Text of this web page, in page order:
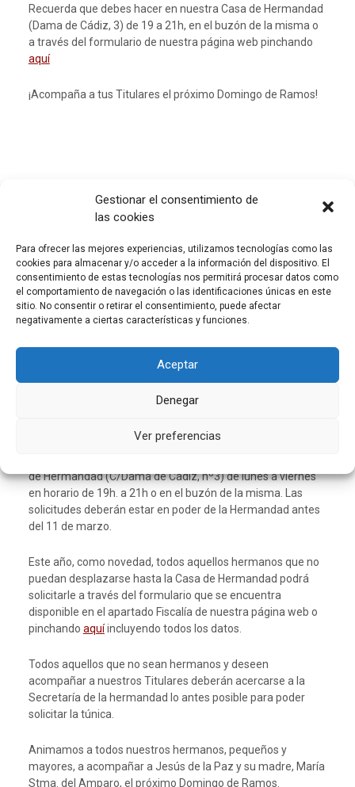
Gestionar el consentimiento de
las cookies
Para ofrecer las mejores experiencias, utilizamos tecnologías como las
cookies para almacenar y/o acceder a la información del dispositivo. El
consentimiento de estas tecnologías nos permitirá procesar datos como
el comportamiento de navegación o las identificaciones únicas en este
sitio. No consentir o retirar el consentimiento, puede afectar
negativamente a ciertas características y funciones.
Aceptar
Denegar
Ver preferencias
Recuerda que debes hacer en nuestra Casa de Hermandad
(Dama de Cádiz, 3) de 19 a 21h, en el buzón de la misma o
a través del formulario de nuestra página web pinchando
aquí
¡Acompaña a tus Titulares el próximo Domingo de Ramos!
SOLICITUD DE TÚNICAS
26 febrero, 2019 FISCALIA Cuaresma,Domingo de
Ramos,Fiscalía,Reparto ,Tunicas
Lucía Mayoral Pérez de la
Ya se vislumbra la Cuaresma y, con ello, un nuevo Domingo
de Penitencia y es por eso que a lo largo de esta semana
llegaran a los hogares de nuestros hermanos el boletín así
Titulares en la próxima salida procesional deberá entregar
de Hermandad (C/Dama de Cádiz, nº3) de lunes a viernes
en horario de 19h. a 21h o en el buzón de la misma. Las
solicitudes deberán estar en poder de la Hermandad antes
del 11 de marzo.
Este año, como novedad, todos aquellos hermanos que no
puedan desplazarse hasta la Casa de Hermandad podrá
solicitarle a través del formulario que se encuentra
disponible en el apartado Fiscalía de nuestra página web o
pinchando aquíincluyendo todos los datos.
Todos aquellos que no sean hermanos y deseen
acompañar a nuestros Titulares deberán acercarse a la
Secretaría de la hermandad lo antes posible para poder
solicitar la túnica.
Animamos a todos nuestros hermanos, pequeños y
mayores, a acompañar a Jesús de la Paz y su madre, María
Stma. del Amparo, el próximo Domingo de Ramos.